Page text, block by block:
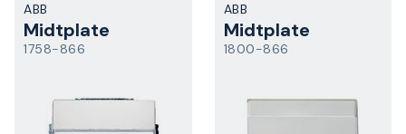
ABB
Midtplate
1758-866
ABB
Midtplate
1800-866